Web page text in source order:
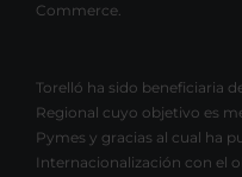
Commerce.
Torelló ha sido beneficiaria
Regional cuyo objetivo es
Pymes y gracias al cual ha
Internacionalización con el